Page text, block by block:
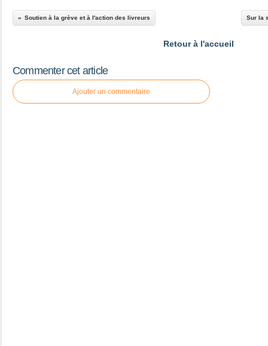
Soutien à la grève et à l'action des livreurs Sur la
Retour à l'accueil
Commenter cet article
Ajouter un commentaire